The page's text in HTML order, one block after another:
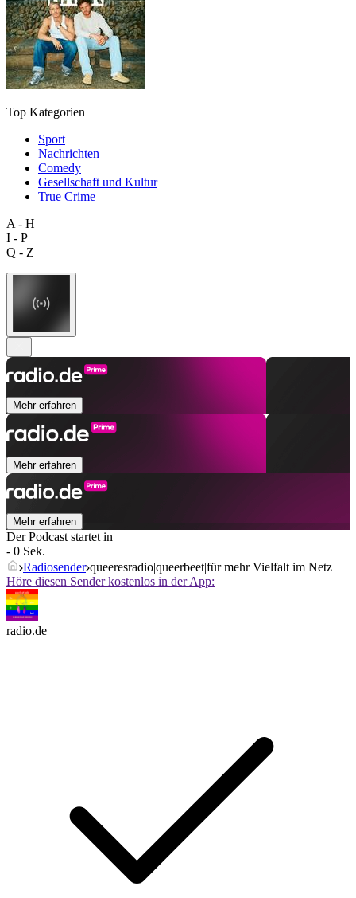
Top Kategorien
Sport
Nachrichten
Comedy
Gesellschaft und Kultur
True Crime
A - H
I - P
Q - Z
Mehr erfahren
Mehr erfahren
Mehr erfahren
Der Podcast startet in
- 0 Sek.
Radiosender queeresradio|queerbeet|für mehr Vielfalt im Netz
Höre diesen Sender kostenlos in der App:
radio.de